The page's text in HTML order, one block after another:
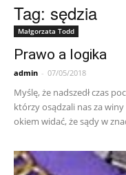
Tag: sędzia
Małgorzata Todd
Prawo a logika
admin - 07/05/2018
Myślę, że nadszedł czas
którzy osądzali nas za
okiem widać, że sądy w